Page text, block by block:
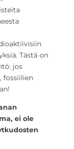
Tästä on
jos
fossiilien
ei ole